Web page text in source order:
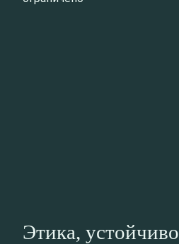
Этика,